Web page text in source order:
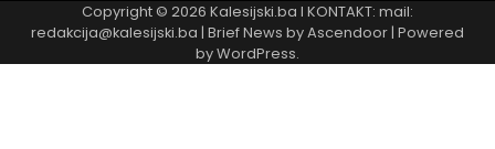
Copyright © 2026 Kalesijski.ba I KONTAKT: mail:
redakcija@kalesijski.ba | Brief News byAscendoor | Powered
byWordPress.